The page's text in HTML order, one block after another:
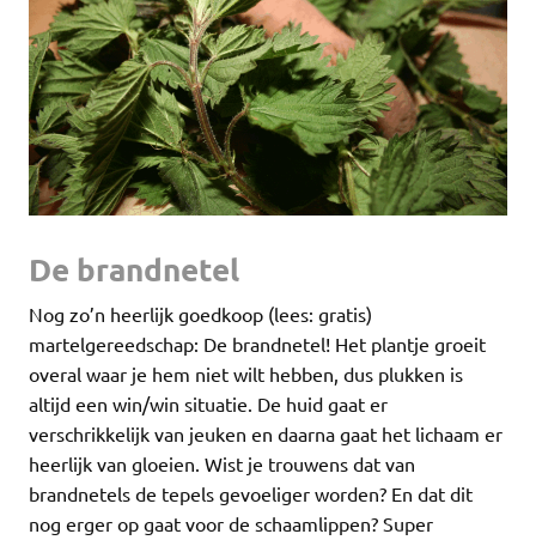
De brandnetel
Nog zo’n heerlijk goedkoop (lees: gratis)
martelgereedschap: De brandnetel! Het plantje groeit
overal waar je hem niet wilt hebben, dus plukken is
altijd een win/win situatie. De huid gaat er
verschrikkelijk van jeuken en daarna gaat het lichaam er
heerlijk van gloeien. Wist je trouwens dat van
brandnetels de tepels gevoeliger worden? En dat dit
nog erger op gaat voor de schaamlippen? Super